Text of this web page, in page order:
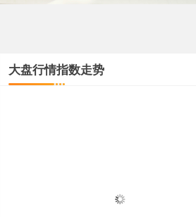
大盘行情指数走势